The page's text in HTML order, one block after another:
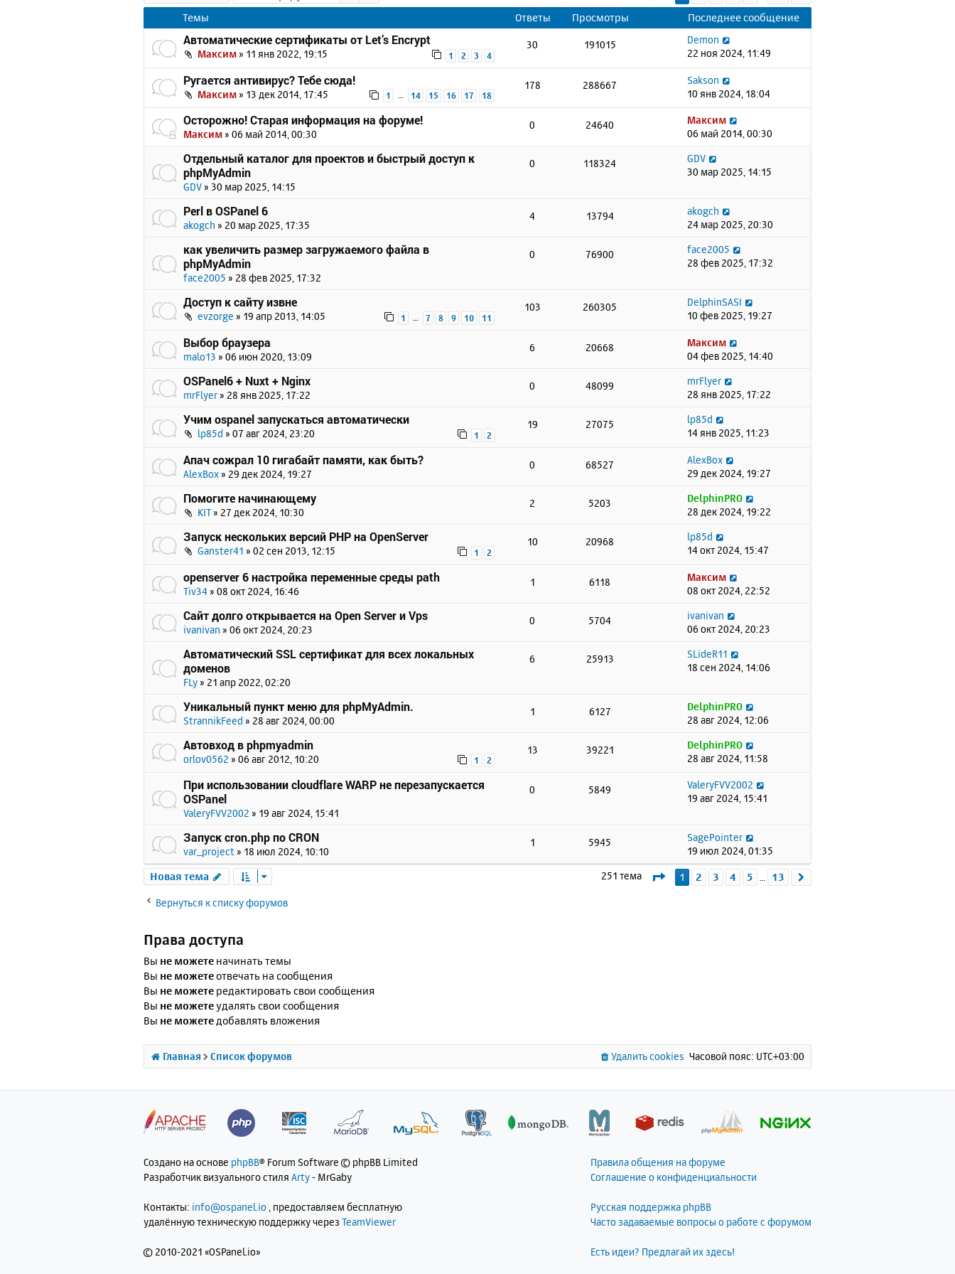
Темы
Ответы Просмотры Последнее сообщение
Автоматические сертификаты от Let’s Encrypt
Максим» 11 янв 2022, 19:15 1 2 3 4
30 191015
Demon
22 ноя 2024, 11:49
Ругается антивирус? Тебе сюда!
Максим» 13 дек 2014, 17:45 1 … 14 15 16 17 18
178 288667
Sakson
10 янв 2024, 18:04
Осторожно! Старая информация на форуме!
Максим » 06 май 2014, 00:30
0 24640
Максим
06 май 2014, 00:30
Отдельный каталог для проектов и быстрый доступ к
phpMyAdmin
GDV » 30 мар 2025, 14:15
0 118324
GDV
30 мар 2025, 14:15
Perl в OSPanel 6
akogch » 20 мар 2025, 17:35
4 13794
akogch
24 мар 2025, 20:30
как увеличить размер загружаемого файла в
phpMyAdmin
face2005 » 28 фев 2025, 17:32
0 76900
face2005
28 фев 2025, 17:32
Доступ к сайту извне
evzorge » 19 апр 2013, 14:05 1 … 7 8 9 10 11
103 260305
DelphinSASI
10 фев 2025, 19:27
Выбор браузера
malo13 » 06 июн 2020, 13:09
6 20668
Максим
04 фев 2025, 14:40
OSPanel6 + Nuxt + Nginx
mrFlyer » 28 янв 2025, 17:22
0 48099
mrFlyer
28 янв 2025, 17:22
Учим ospanel запускаться автоматически
lp85d » 07 авг 2024, 23:20 1 2
19 27075
lp85d
14 янв 2025, 11:23
Апач сожрал 10 гигабайт памяти, как быть?
AlexBox » 29 дек 2024, 19:27
0 68527
AlexBox
29 дек 2024, 19:27
Помогите начинающему
KIT» 27 дек 2024, 10:30
2 5203
DelphinPRO
28 дек 2024, 19:22
Запуск нескольких версий PHP на OpenServer
Ganster41 » 02 сен 2013, 12:15 1 2
10 20968
lp85d
14 окт 2024, 15:47
openserver 6 настройка переменные среды path
Tiv34 » 08 окт 2024, 16:46
1 6118
Максим
08 окт 2024, 22:52
Сайт долго открывается на Open Server и Vps
ivanivan » 06 окт 2024, 20:23
0 5704
ivanivan
06 окт 2024, 20:23
Автоматический SSL сертификат для всех локальных
доменов
FLy » 21 апр 2022, 02:20
6 25913
SLideR11
18 сен 2024, 14:06
Уникальный пункт меню для phpMyAdmin.
StrannikFeed » 28 авг 2024, 00:00
1 6127
DelphinPRO
28 авг 2024, 12:06
Автовход в phpmyadmin
orlov0562 » 06 авг 2012, 10:20 1 2
13 39221
DelphinPRO
28 авг 2024, 11:58
При использовании cloudflare WARP не перезапускается
OSPanel
ValeryFVV2002 » 19 авг 2024, 15:41
0 5849
ValeryFVV2002
19 авг 2024, 15:41
Запуск cron.php по CRON
var_project » 18 июл 2024, 10:10
1 5945
SagePointer
19 июл 2024, 01:35
Новая тема 251 тема Страница1 из 13
1 2 3 4 5 13
Вернуться к списку форумов
Права доступа
Вы не можете начинать темы
Вы не можетеотвечать на сообщения
Вы не можете редактировать свои сообщения
Вы не можетеудалять свои сообщения
Вы не можетедобавлять вложения
Главная Список форумов Часовой пояс: UTC+03:00
Удалить cookies
Создано на основе phpBB® Forum Software © phpBB Limited
Разработчик визуального стиля Arty- MrGaby
Контакты: info@ospanel.io , предоставляем бесплатную
удалённую техническую поддержку через TeamViewer
© 2010-2021 «OSPanel.io»
Правила общения на форуме
Соглашение о конфиденциальности
Русская поддержка phpBB
Часто задаваемые вопросы о работе с форумом
Есть идеи? Предлагай их здесь!